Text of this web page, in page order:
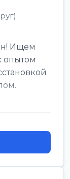
Ищем
опытом